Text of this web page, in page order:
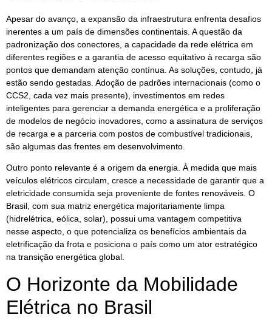
Apesar do avanço, a expansão da infraestrutura enfrenta desafios
inerentes a um país de dimensões continentais. A questão da
padronização dos conectores, a capacidade da rede elétrica em
diferentes regiões e a garantia de acesso equitativo à recarga são
pontos que demandam atenção contínua. As soluções, contudo, já
estão sendo gestadas. Adoção de padrões internacionais (como o
CCS2, cada vez mais presente), investimentos em redes
inteligentes para gerenciar a demanda energética e a proliferação
de modelos de negócio inovadores, como a assinatura de serviços
de recarga e a parceria com postos de combustível tradicionais,
são algumas das frentes em desenvolvimento.
Outro ponto relevante é a origem da energia. À medida que mais
veículos elétricos circulam, cresce a necessidade de garantir que a
eletricidade consumida seja proveniente de fontes renováveis. O
Brasil, com sua matriz energética majoritariamente limpa
(hidrelétrica, eólica, solar), possui uma vantagem competitiva
nesse aspecto, o que potencializa os benefícios ambientais da
eletrificação da frota e posiciona o país como um ator estratégico
na transição energética global.
O Horizonte da Mobilidade
Elétrica no Brasil